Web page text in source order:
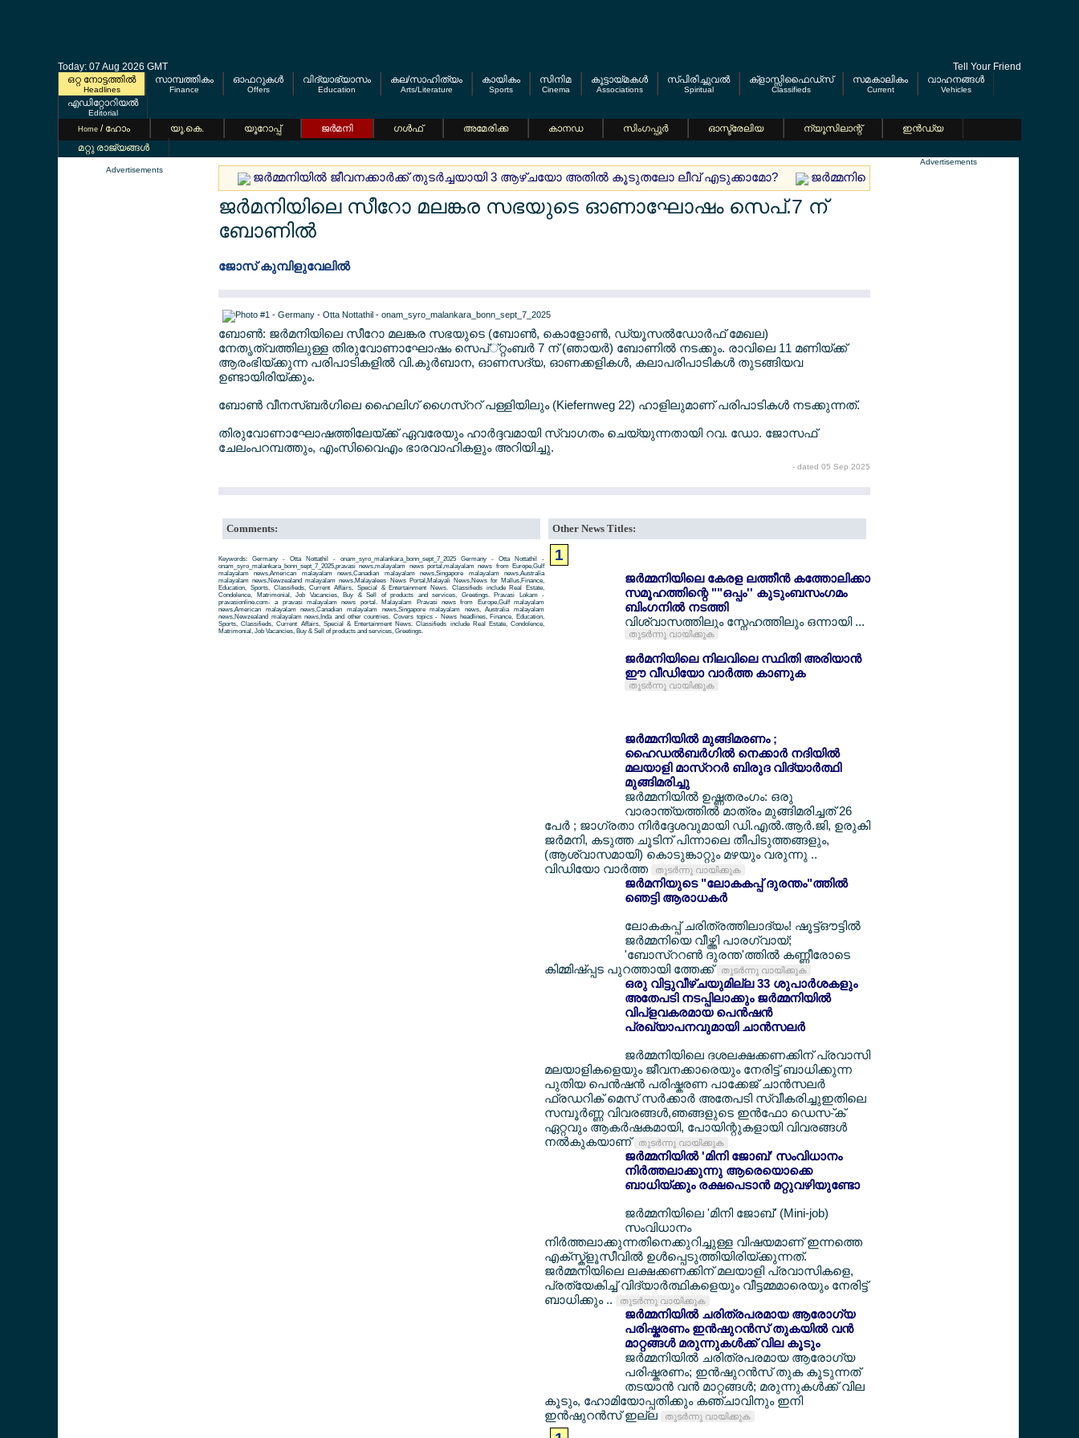
Today: 07 Aug 2026 GMT
Tell Your Friend
ഒറ്റ നോട്ടത്തില്‍
Headlines
സാമ്പത്തികം
Finance
ഓഫറുകള്‍
Offers
വിദ്യാഭ്യാസം
Education
കല/സാഹിത്യം
Arts/Literature
കായികം
Sports
സിനിമ
Cinema
കൂട്ടായ്മകള്‍
Associations
സ്പിരിച്ചുവല്‍
Spiritual
ക്ളാസ്സിഫൈഡ്സ്
Classifieds
സമകാലികം
Current
വാഹനങ്ങള്‍
Vehicles
എഡിറ്റോറിയല്‍
Editorial
Home / ഹോം യൂ.കെ. യൂറോപ്പ് ജര്‍മനി ഗള്‍ഫ് അമേരിക്ക കാനഡ സിംഗപ്പൂര്‍ ഓസ്ട്രേലിയ ന്യൂസിലാന്റ്
ഇന്‍ഡ്യ
മറ്റു രാജ്യങ്ങള്‍
Advertisements
ജര്‍മ്മനിയില്‍ ജീവനക്കാര്‍ക്ക് തുടര്‍ച്ചയായി 3 ആഴ്ചയോ അതില്‍ കൂടുതലോ ലീവ് എടുക്കാമോ? ജര്‍മ്മനിയെ കണ്ണീരിലാഴ്ത്തി ആ ദാരുണ
ജര്‍മനിയിലെ സീറോ മലങ്കര സഭയുടെ ഓണാഘോഷം സെപ്.7 ന്
ബോണില്‍
ജോസ് കുമ്പിളുവേലില്‍
ബോണ്‍: ജര്‍മനിയിലെ സീറോ മലങ്കര സഭയുടെ (ബോണ്‍, കൊളോണ്‍, ഡ്യൂസല്‍ഡോര്‍ഫ് മേഖല)
നേതൃത്വത്തിലുള്ള തിരുവോണാഘോഷം സെപ്്റ്റംബര്‍ 7 ന് (ഞായര്‍) ബോണില്‍ നടക്കും. രാവിലെ 11 മണിയ്ക്ക്
ആരംഭിയ്ക്കുന്ന പരിപാടികളില്‍ വി.കുര്‍ബാന, ഓണസദ്യ, ഓണക്കളികള്‍, കലാപരിപാടികള്‍ തുടങ്ങിയവ
ഉണ്ടായിരിയ്ക്കും.
ബോണ്‍ വീനസ്ബര്‍ഗിലെ ഹൈലിഗ് ഗൈസ്ററ് പള്ളിയിലും (Kiefernweg 22) ഹാളിലുമാണ് പരിപാടികള്‍ നടക്കുന്നത്.
തിരുവോണാഘോഷത്തിലേയ്ക്ക് ഏവരേയും ഹാര്‍ദ്ദവമായി സ്വാഗതം ചെയ്യുന്നതായി റവ. ഡോ. ജോസഫ്
ചേലംപറമ്പത്തും, എംസിവൈഎം ഭാരവാഹികളും അറിയിച്ചു.
- dated 05 Sep 2025
Comments:
Keywords: Germany - Otta Nottathil - onam_syro_malankara_bonn_sept_7_2025 Germany - Otta Nottathil -
onam_syro_malankara_bonn_sept_7_2025,pravasi news,malayalam news portal,malayalam news from Europe,Gulf
malayalam news,American malayalam news,Canadian malayalam news,Singapore malayalam news,Australia
malayalam news,Newzealand malayalam news,Malayalees News Portal,Malayali News,News for Mallus,Finance,
Education, Sports, Classifieds, Current Affairs, Special & Entertainment News. Classifieds include Real Estate,
Condolence, Matrimonial, Job Vacancies, Buy & Sell of products and services, Greetings. Pravasi Lokam -
pravasionline.com- a pravasi malayalam news portal. Malayalam Pravasi news from Europe,Gulf malayalam
news,American malayalam news,Canadian malayalam news,Singapore malayalam news, Australia malayalam
news,Newzealand malayalam news,Inda and other countries. Covers topics - News headlines, Finance, Education,
Sports, Classifieds, Current Affairs, Special & Entertainment News. Classifieds include Real Estate, Condolence,
Matrimonial, Job Vacancies, Buy & Sell of products and services, Greetings.
Other News Titles:
1
ജര്‍മ്മനിയിലെ കേരള ലത്തീന്‍ കത്തോലിക്കാ
സമൂഹത്തിന്റെ ""ഒപ്പം'' കുടുംബസംഗമം
ബിംഗനില്‍ നടത്തി
വിശ്വാസത്തിലും സ്നേഹത്തിലും ഒന്നായി ...
തുടര്‍ന്നു വായിക്കുക
ജര്‍മനിയിലെ നിലവിലെ സ്ഥിതി അരിയാന്‍
ഈ വീഡിയോ വാര്‍ത്ത കാണുക
തുടര്‍ന്നു വായിക്കുക
ജര്‍മ്മനിയില്‍ മുങ്ങിമരണം ;
ഹൈഡല്‍ബര്‍ഗില്‍ നെക്കാര്‍ നദിയില്‍
മലയാളി മാസ്ററര്‍ ബിരുദ വിദ്യാര്‍ത്ഥി
മുങ്ങിമരിച്ചു
ജര്‍മ്മനിയില്‍ ഉഷ്ണതരംഗം: ഒരു
വാരാന്ത്യത്തില്‍ മാത്രം മുങ്ങിമരിച്ചത് 26
പേര്‍ ; ജാഗ്രതാ നിര്‍ദ്ദേശവുമായി ഡി.എല്‍.ആര്‍.ജി, ഉരുകി
ജര്‍മനി, കടുത്ത ചൂടിന് പിന്നാലെ തീപിടുത്തങ്ങളും,
(ആശ്വാസമായി) കൊടുങ്കാറ്റും മഴയും വരുന്നു ..
വിഡിയോ വാര്‍ത്ത
തുടര്‍ന്നു വായിക്കുക
ജര്‍മനിയുടെ "ലോകകപ്പ് ദുരന്തം"ത്തില്‍
ഞെട്ടി ആരാധകര്‍
ലോകകപ്പ് ചരിത്രത്തിലാദ്യം! ഷൂട്ട്ഔട്ടില്‍
ജര്‍മ്മനിയെ വീഴ്ത്തി പാരഗ്വായ്;
'ബോസ്ററണ്‍ ദുരന്ത'ത്തില്‍ കണ്ണീരോടെ
കിമ്മിഷ്പ്പട പുറത്തായി ത്തേക്ക് തുടര്‍ന്നു വായിക്കുക
ഒരു വിട്ടുവീഴ്ചയുമില്ല 33 ശുപാര്‍ശകളും
അതേപടി നടപ്പിലാക്കും ജര്‍മ്മനിയില്‍
വിപ്ളവകരമായ പെന്‍ഷന്‍
പ്രഖ്യാപനവുമായി ചാന്‍സലര്‍
ജര്‍മ്മനിയിലെ ദശലക്ഷക്കണക്കിന് പ്രവാസി
മലയാളികളെയും ജീവനക്കാരെയും നേരിട്ട് ബാധിക്കുന്ന
പുതിയ പെന്‍ഷന്‍ പരിഷ്കരണ പാക്കേജ് ചാന്‍സലര്‍
ഫ്രഡറിക് മെസ് സര്‍ക്കാര്‍ അതേപടി സ്വീകരിച്ചുഇതിലെ
സമ്പൂര്‍ണ്ണ വിവരങ്ങള്‍,ഞങ്ങളുടെ ഇന്‍ഫോ ഡെസ-്ക്
ഏറ്റവും ആകര്‍ഷകമായി, പോയിന്റുകളായി വിവരങ്ങള്‍
നല്‍കുകയാണ് തുടര്‍ന്നു വായിക്കുക
ജര്‍മ്മനിയില്‍ 'മിനി ജോബ്' സംവിധാനം
നിര്‍ത്തലാക്കുന്നു ആരെയൊക്കെ
ബാധിയ്ക്കും രക്ഷപെടാന്‍ മറ്റുവഴിയുണ്ടോ
ജര്‍മ്മനിയിലെ 'മിനി ജോബ്' (Mini-job)
സംവിധാനം
നിര്‍ത്തലാക്കുന്നതിനെക്കുറിച്ചുള്ള വിഷയമാണ് ഇന്നത്തെ
എക്സ്ക്ളൂസീവില്‍ ഉള്‍പ്പെടുത്തിയിരിയ്ക്കുന്നത്.
ജര്‍മ്മനിയിലെ ലക്ഷക്കണക്കിന് മലയാളി പ്രവാസികളെ,
പ്രത്യേകിച്ച് വിദ്യാര്‍ത്ഥികളെയും വീട്ടമ്മമാരെയും നേരിട്ട്
ബാധിക്കും ..
തുടര്‍ന്നു വായിക്കുക
ജര്‍മ്മനിയില്‍ ചരിത്രപരമായ ആരോഗ്യ
പരിഷ്കരണം ഇന്‍ഷുറന്‍സ് തുകയില്‍ വന്‍
മാറ്റങ്ങള്‍ മരുന്നുകള്‍ക്ക് വില കൂടും
ജര്‍മ്മനിയില്‍ ചരിത്രപരമായ ആരോഗ്യ
പരിഷ്കരണം; ഇന്‍ഷുറന്‍സ് തുക കൂടുന്നത്
തടയാന്‍ വന്‍ മാറ്റങ്ങള്‍; മരുന്നുകള്‍ക്ക് വില
കൂടും, ഹോമിയോപ്പതിക്കും കഞ്ചാവിനും ഇനി
ഇന്‍ഷുറന്‍സ് ഇല്ല
തുടര്‍ന്നു വായിക്കുക
Advertisements